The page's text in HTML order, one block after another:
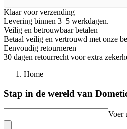
Klaar voor verzending
Levering binnen 3–5 werkdagen.
Veilig en betrouwbaar betalen
Betaal veilig en vertrouwd met onze
Eenvoudig retourneren
30 dagen retourrecht voor extra
Home
Stap in de wereld van
Voer